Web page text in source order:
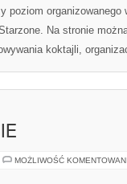
poziom organizowanego
Na stronie
koktajli,
MOŻLIWOŚĆ